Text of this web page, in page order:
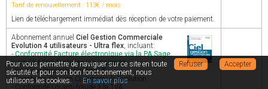
Tarif de renouvellement : 113€ / mois
Lien de téléchargement immédiat dès réception de votre paiement.
Abonnement annuel Ciel Gestion Commerciale
Evolution 4 utilisateurs - Ultra flex, incluant:
- Conformité Facture électronique via la PA Sage,
jusqu'à 6000 factures/an incluses.
- Interface logicielle Windows®.
- Fonctions Gestion Commerciale Evolution.
- Conformité Loi anti-fraude à la TVA.
Accepter
Refuser
Pour vous permettre de naviguer sur ce site en toute
sécutité et pour son bon fonctionnement, nous
utilisons les cookies.
En savoir plus